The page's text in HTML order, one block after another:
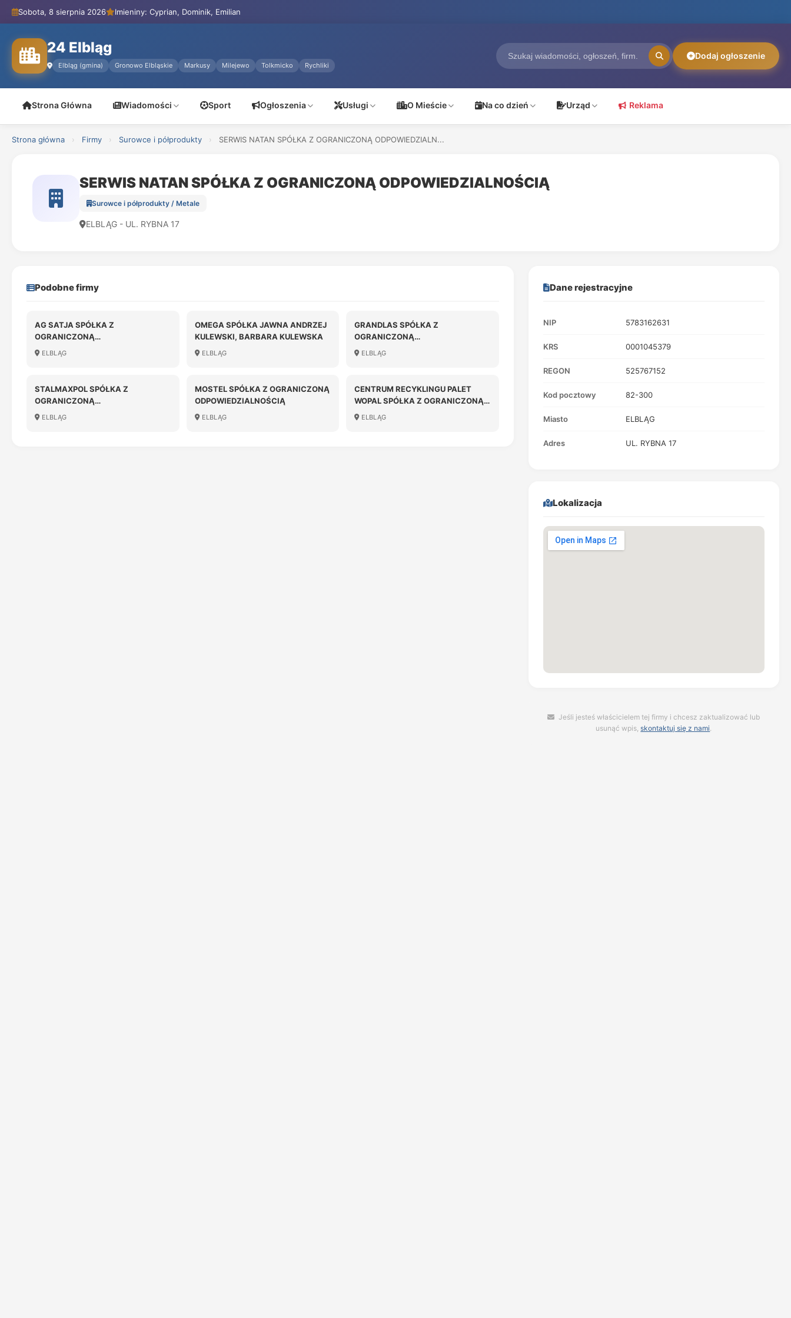
Sobota, 8 sierpnia 2026 Imieniny: Cyprian, Dominik, Emilian
24 Elbląg
Elbląg (gmina) Gronowo Elbląskie Markusy Milejewo Tolkmicko Rychliki
Dodaj ogłoszenie
Strona Główna Wiadomości Sport Ogłoszenia Usługi O Mieście Na co dzień Urząd Reklama
Strona główna › Firmy › Surowce i półprodukty › SERWIS NATAN SPÓŁKA Z OGRANICZONĄ ODPOWIEDZIALN...
SERWIS NATAN SPÓŁKA Z OGRANICZONĄ ODPOWIEDZIALNOŚCIĄ
Surowce i półprodukty / Metale
ELBLĄG - UL. RYBNA 17
Podobne firmy
AG SATJA SPÓŁKA Z
OGRANICZONĄ
ODPOWIEDZIALNOŚCIĄ W
LIKWIDACJI
ELBLĄG
OMEGA SPÓŁKA JAWNA ANDRZEJ
KULEWSKI, BARBARA KULEWSKA
ELBLĄG
GRANDLAS SPÓŁKA Z
OGRANICZONĄ
ODPOWIEDZIALNOŚCIĄ
ELBLĄG
STALMAXPOL SPÓŁKA Z
OGRANICZONĄ
ODPOWIEDZIALNOŚCIĄ W
LIKWIDACJI
ELBLĄG
MOSTEL SPÓŁKA Z OGRANICZONĄ
ODPOWIEDZIALNOŚCIĄ
ELBLĄG
CENTRUM RECYKLINGU PALET
WOPAL SPÓŁKA Z OGRANICZONĄ
ODPOWIEDZIALNOŚCIĄ
ELBLĄG
Dane rejestracyjne
NIP 5783162631
KRS 0001045379
REGON 525767152
Kod pocztowy 82-300
Miasto ELBLĄG
Adres UL. RYBNA 17
Lokalizacja
Jeśli jesteś właścicielem tej firmy i chcesz zaktualizować lub
usunąć wpis,skontaktuj się z nami.